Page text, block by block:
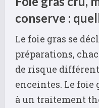
conserve :
Le foie gras se
préparations,
de risque
enceintes. Le foie
à un traitement